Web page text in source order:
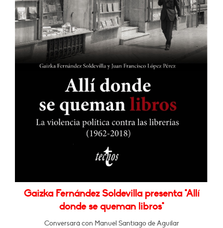
Gaizka Fernández Soldevilla presenta "Allí
donde se queman libros"
Conversará con Manuel Santiago de Aguilar